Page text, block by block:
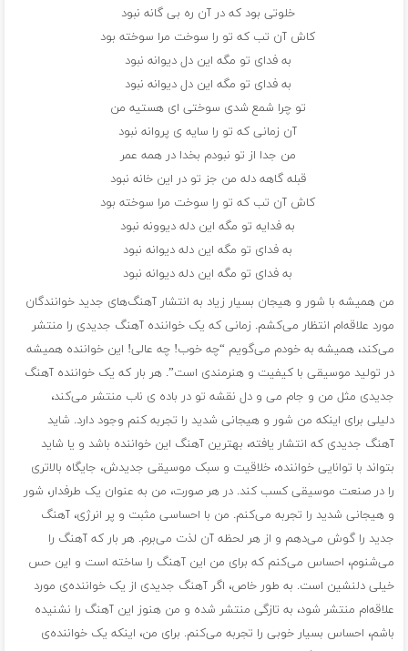
خلوتی بود که در آن ره بی گانه نبود
کاش آن تب که تو را سوخت مرا سوخته بود
به فدای تو مگه این دل دیوانه نبود
به فدای تو مگه این دل دیوانه نبود
تو چرا شمع شدی سوختی ای هستیه من
آن زمانی که تو را سایه ی پروانه نبود
من جدا از تو نبودم بخدا در همه عمر
قبله گاهه دله من جز تو در این خانه نبود
کاش آن تب که تو را سوخت مرا سوخته بود
به فدایه تو مگه این دله دیوونه نبود
به فدای تو مگه این دله دیوانه نبود
به فدای تو مگه این دله دیوانه نبود
من همیشه با شور و هیجان بسیار زیاد به انتشار آهنگ‌های جدید خوانندگان
مورد علاقه‌ام انتظار می‌کشم. زمانی که یک خواننده آهنگ جدیدی را منتشر
می‌کند، همیشه به خودم می‌گویم “چه خوب! چه عالی! این خواننده همیشه
در تولید موسیقی با کیفیت و هنرمندی است”. هر بار که یک خواننده آهنگ
جدیدی مثل من و جام می و دل نقشه تو در باده ی ناب منتشر می‌کند،
دلیلی برای اینکه من شور و هیجانی شدید را تجربه کنم وجود دارد. شاید
آهنگ جدیدی که انتشار یافته، بهترین آهنگ این خواننده باشد و یا شاید
بتواند با توانایی خواننده، خلاقیت و سبک موسیقی جدیدش، جایگاه بالاتری
را در صنعت موسیقی کسب کند. در هر صورت، من به عنوان یک طرفدار، شور
و هیجانی شدید را تجربه می‌کنم. من با احساسی مثبت و پر انرژی، آهنگ
جدید را گوش می‌دهم و از هر لحظه آن لذت می‌برم. هر بار که آهنگ را
می‌شنوم، احساس می‌کنم که برای من این آهنگ را ساخته است و این حس
خیلی دلنشین است. به طور خاص، اگر آهنگ جدیدی از یک خواننده‌ی مورد
علاقه‌ام منتشر شود، به تازگی منتشر شده و من هنوز این آهنگ را نشنیده
باشم، احساس بسیار خوبی را تجربه می‌کنم. برای من، اینکه یک خواننده‌ی